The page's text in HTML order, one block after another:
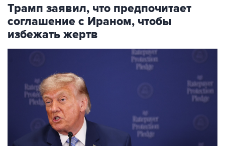
Трамп заявил, что предпочитает
соглашение с Ираном, чтобы
избежать жертв